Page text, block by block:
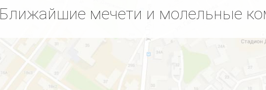
Ближайшие мечети и молельные